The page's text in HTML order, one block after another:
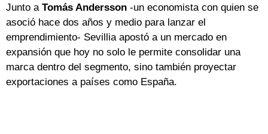
Junto a Tomás Andersson -un economista con quien se
asoció hace dos años y medio para lanzar el
emprendimiento- Sevillia apostó a un mercado en
expansión que hoy no solo le permite consolidar una
marca dentro del segmento, sino también proyectar
exportaciones a países como España.